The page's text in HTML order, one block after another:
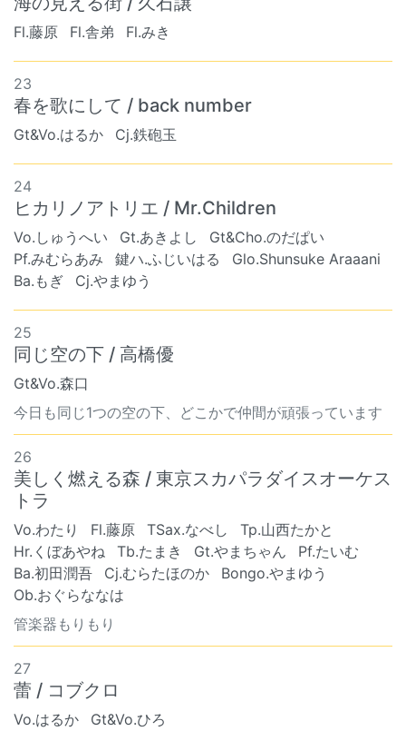
Fl.藤原 Fl.舎弟 Fl.みき
23
春を歌にして / back number
Gt&Vo.はるか Cj.鉄砲玉
24
ヒカリノアトリエ / Mr.Children
Vo.しゅうへい Gt.あきよし
Gt&Cho.のだぱい
Pf.みむらあみ
鍵ハ.ふじいはる
Glo.Shunsuke Araaani
Ba.もぎ
Cj.やまゆう
25
同じ空の下 / 高橋優
Gt&Vo.森口
今日も同じ1つの空の下、どこかで仲間が頑張っています
26
美しく燃える森 / 東京スカパラダイスオーケス
トラ
Vo.わたり Fl.藤原 TSax.なべし
Tp.山西たかと
Hr.くぼあやね
Tb.たまき Gt.やまちゃん
Pf.たいむ
Ba.初田潤吾
Cj.むらたほのか
Bongo.やまゆう
Ob.おぐらななは
管楽器もりもり
27
蕾 / コブクロ
Vo.はるか Gt&Vo.ひろ